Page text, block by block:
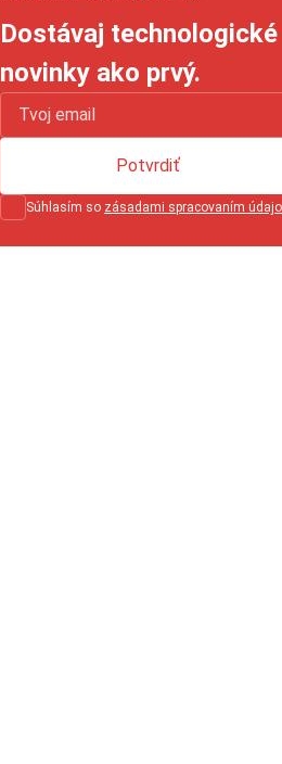
Dostávaj technologické
novinky ako prvý.
Súhlasím so zásadami spracovaním
Potvrdiť